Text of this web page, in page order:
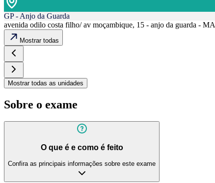
GP - Anjo da Guarda
avenida odilo costa filho/ av moçambique, 15 - anjo da guarda - MA
Mostrar todas
Mostrar todas as unidades
Sobre o exame
O que é e como é feito
Confira as principais informações sobre este exame